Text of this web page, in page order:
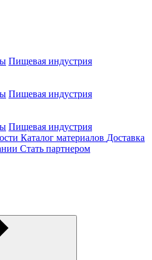
Пищевая индустрия
Пищевая индустрия
Пищевая индустрия
Каталог материалов Доставка
Стать партнером